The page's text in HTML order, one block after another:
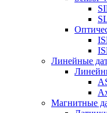
Линейные
Магнитные